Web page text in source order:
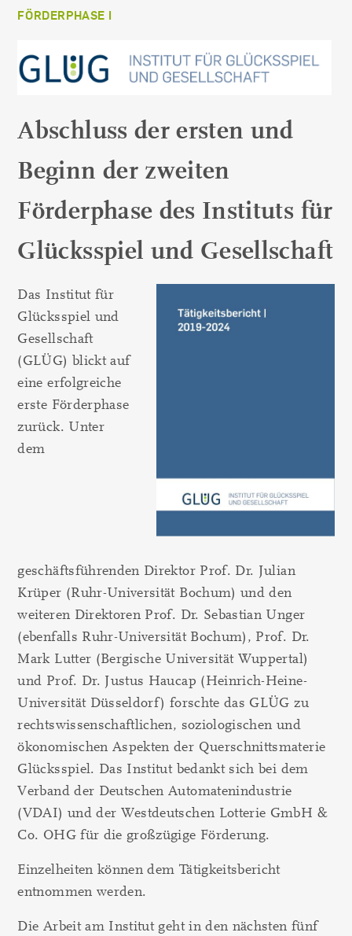
FÖRDERPHASE I
Abschluss der ersten und
Beginn der zweiten
Förderphase des Instituts für
Glücksspiel und Gesellschaft
Das Institut für
Glücksspiel und
Gesellschaft
(GLÜG) blickt auf
eine erfolgreiche
erste Förderphase
zurück. Unter
dem
geschäftsführenden Direktor Prof. Dr. Julian
Krüper (Ruhr-Universität Bochum) und den
weiteren Direktoren Prof. Dr. Sebastian Unger
(ebenfalls Ruhr-Universität Bochum), Prof. Dr.
Mark Lutter (Bergische Universität Wuppertal)
und Prof. Dr. Justus Haucap (Heinrich-Heine-
Universität Düsseldorf) forschte das GLÜG zu
rechtswissenschaftlichen, soziologischen und
ökonomischen Aspekten der Querschnittsmaterie
Glücksspiel. Das Institut bedankt sich bei dem
Verband der Deutschen Automatenindustrie
(VDAI) und der Westdeutschen Lotterie GmbH &
Co. OHG für die großzügige Förderung.
Einzelheiten können dem Tätigkeitsbericht
entnommen werden.
Die Arbeit am Institut geht in den nächsten fünf